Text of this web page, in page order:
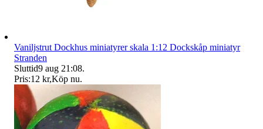
Vaniljstrut Dockhus miniatyrer skala 1:12 Dockskåp miniatyr
Stranden
Sluttid9 aug 21:08.
Pris:12 kr,Köp nu.